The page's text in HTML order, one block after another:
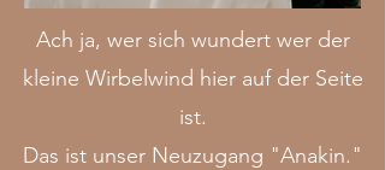
Ach ja, wer sich wundert wer der
kleine Wirbelwind hier auf der Seite
ist.
Das ist unser Neuzugang "Anakin. "